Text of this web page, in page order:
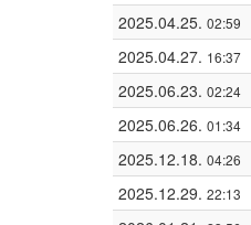
2025.04.25. 02:59
2025.04.27. 16:37
2025.06.23. 02:24
2025.06.26. 01:34
2025.12.18. 04:26
2025.12.29. 22:13